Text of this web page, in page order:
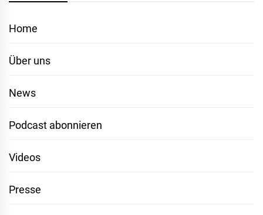
Home
Über uns
News
Podcast abonnieren
Videos
Presse